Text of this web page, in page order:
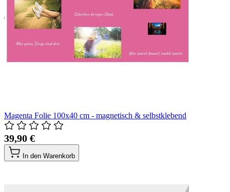
Magenta Folie 100x40 cm - magnetisch & selbstklebend
39,90 €
In den Warenkorb